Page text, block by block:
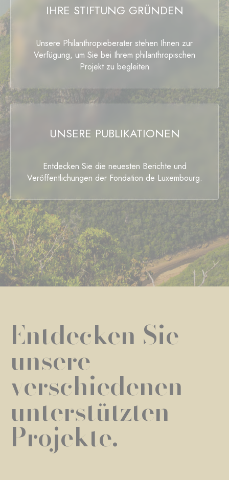
IHRE STIFTUNG GRÜNDEN
Unsere Philanthropieberater stehen Ihnen zur
Verfügung, um Sie bei Ihrem philanthropischen
Projekt zu begleiten
UNSERE PUBLIKATIONEN
Entdecken Sie die neuesten Berichte und
Veröffentlichungen der Fondation de Luxembourg.
Entdecken Sie
unsere
verschiedenen
unterstützten
Projekte.